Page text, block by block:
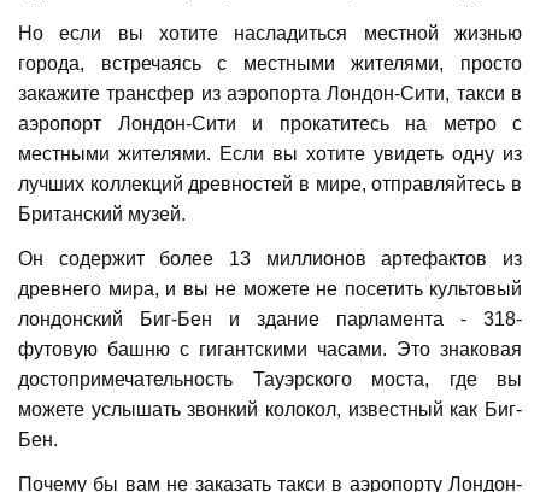
Но если вы хотите насладиться местной жизнью
города, встречаясь с местными жителями, просто
закажите трансфер из аэропорта Лондон-Сити, такси в
аэропорт Лондон-Сити и прокатитесь на метро с
местными жителями. Если вы хотите увидеть одну из
лучших коллекций древностей в мире, отправляйтесь в
Британский музей.
Он содержит более 13 миллионов артефактов из
древнего мира, и вы не можете не посетить культовый
лондонский Биг-Бен и здание парламента - 318-
футовую башню с гигантскими часами. Это знаковая
достопримечательность Тауэрского моста, где вы
можете услышать звонкий колокол, известный как Биг-
Бен.
Почему бы вам не заказать такси в аэропорту Лондон-